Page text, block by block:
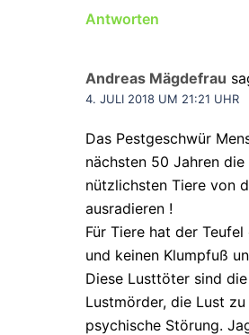
Antworten
Andreas Mägdefrau
4. JULI 2018 UM 21:21 UHR
Das Pestgeschwür
nächsten 50 Jahren
nützlichsten Tiere von
ausradieren !
Für Tiere hat der
und keinen Klumpfuß
Diese Lusttöter sind
Lustmörder, die Lust
psychische Störung.